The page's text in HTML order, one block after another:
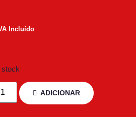
Incluído
stock
ADICIONAR